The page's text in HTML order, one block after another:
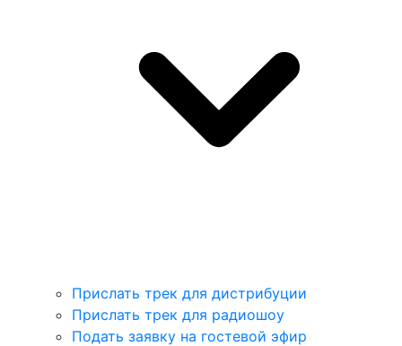
Прислать трек для дистрибуции
Прислать трек для радиошоу
Подать заявку на гостевой эфир